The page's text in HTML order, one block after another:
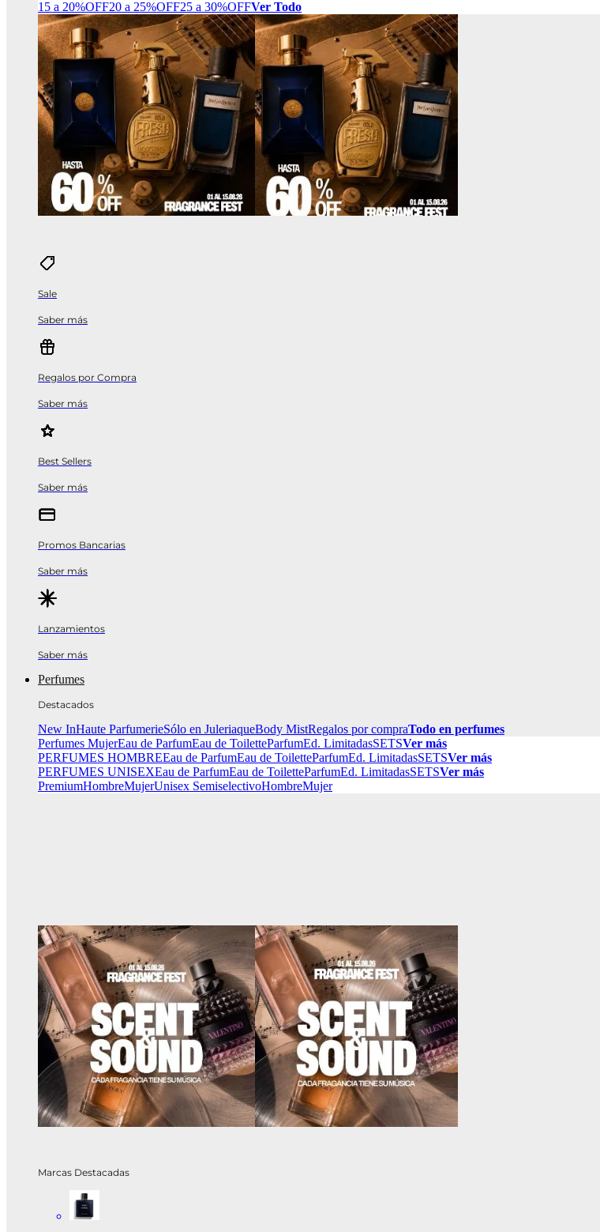
15 a 20%OFF20 a 25%OFF25 a 30%OFFVer Todo
Sale
Saber más
Regalos por Compra
Saber más
Best Sellers
Saber más
Promos Bancarias
Saber más
Lanzamientos
Saber más
Perfumes
Destacados
New InHaute ParfumerieSólo en JuleriaqueBody MistRegalos por compraTodo en perfumes
Perfumes MujerEau de ParfumEau de ToiletteParfumEd. LimitadasSETSVer más
PERFUMES HOMBREEau de ParfumEau de ToiletteParfumEd. LimitadasSETSVer más
PERFUMES UNISEXEau de ParfumEau de ToiletteParfumEd. LimitadasSETSVer más
PremiumHombreMujerUnisex SemiselectivoHombreMujer
Marcas Destacadas